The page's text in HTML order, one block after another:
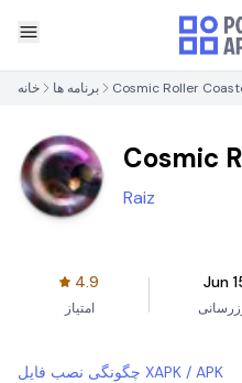
خانه برنامه ها Cosmic Roller
Cosmic
Raiz
4.9
امتیاز
Jun
چگونگی نصب فایل XAPK / APK